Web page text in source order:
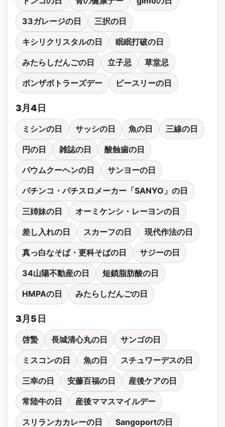
33ガレージの日 三択の日
キシリクリスタルの日 眠眠打破の日
みたらしだんごの日 立子忌 草堂忌
ボンザボトラーズデー ビースリーの日
3月4日
ミシンの日 サッシの日 魚の日 三線の日
円の日 雑誌の日 酸蝕歯の日
バウムクーヘンの日 サンヨーの日
パチンコ・パチスロメーカー「SANYO」の日
三姉妹の日 オーミケンシ・レーヨンの日
差し入れの日 スカーフの日 現代作法の日
真っ白なそば・更科そばの日 サジーの日
34山陽不動産の日 短鎖脂肪酸の日
HMPAの日 みたらしだんごの日
3月5日
啓蟄 長城清心丸の日 サンゴの日
ミスコンの日 魚の日 スチュワーデスの日
三幸の日 安藤百福の日 産後ケアの日
常陸牛の日 産後ママスマイルデー
スリランカカレーの日 Sangoportの日